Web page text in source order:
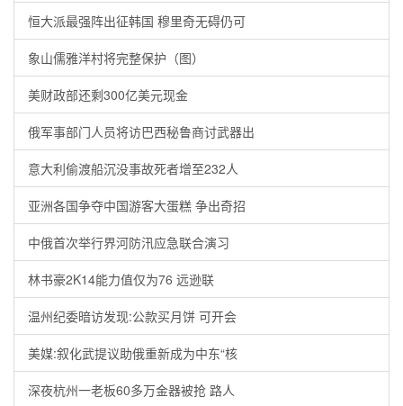
恒大派最强阵出征韩国 穆里奇无碍仍可
象山儒雅洋村将完整保护（图）
美财政部还剩300亿美元现金
俄军事部门人员将访巴西秘鲁商讨武器出
意大利偷渡船沉没事故死者增至232人
亚洲各国争夺中国游客大蛋糕 争出奇招
中俄首次举行界河防汛应急联合演习
林书豪2K14能力值仅为76 远逊联
温州纪委暗访发现:公款买月饼 可开会
美媒:叙化武提议助俄重新成为中东“核
深夜杭州一老板60多万金器被抢 路人